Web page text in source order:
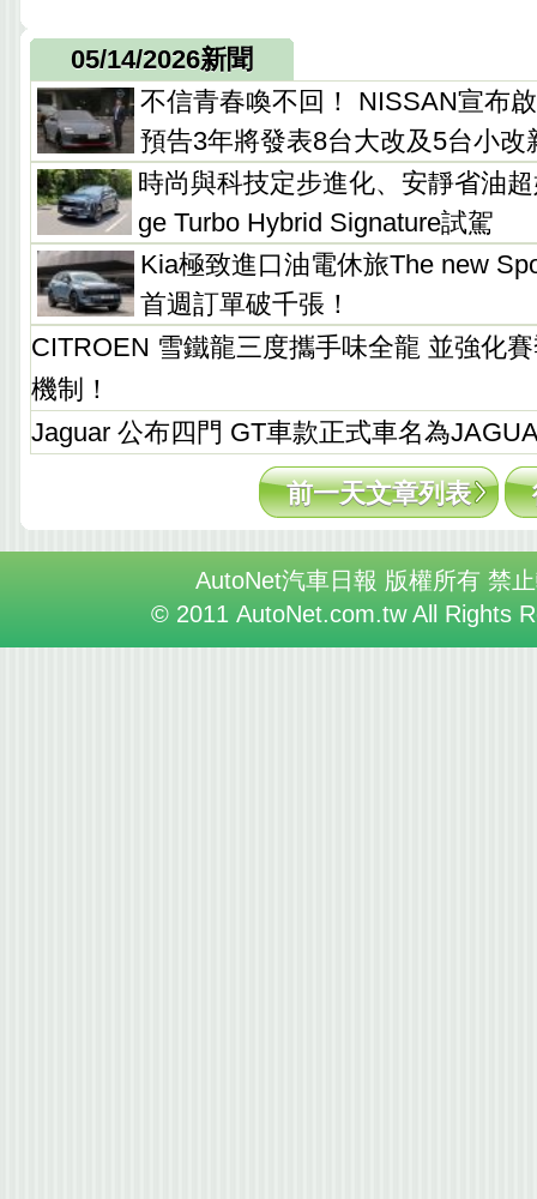
05/14/2026新聞
不信青春喚不回！ NISSAN宣布
預告3年將發表8台大改及5台小改
時尚與科技定步進化、安靜省油
ge Turbo Hybrid Signature試駕
Kia極致進口油電休旅The new
首週訂單破千張！
CITROEN 雪鐵龍三度攜手味全龍 並強化
機制！
Jaguar 公布四門 GT車款正式車名為
前一天文章列表
AutoNet汽車日報 版權所有 禁
© 2011 AutoNet.com.tw All Rights